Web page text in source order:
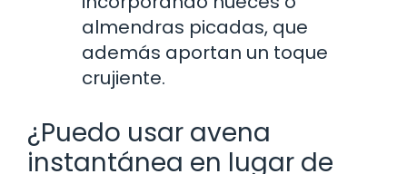
almendras picadas, que
además aportan un toque
crujiente.
¿Puedo usar avena
instantánea en lugar de